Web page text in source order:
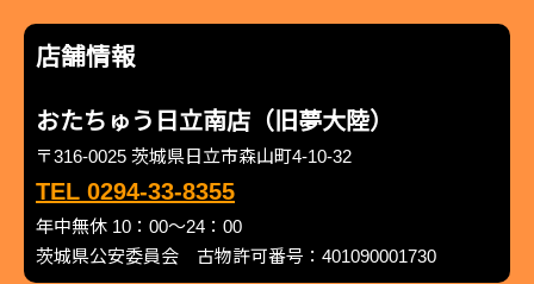
店舗情報
おたちゅう日立南店（旧夢大陸）
〒316-0025 茨城県日立市森山町4-10-32
TEL 0294-33-8355
年中無休 10：00～24：00
茨城県公安委員会 古物許可番号：401090001730